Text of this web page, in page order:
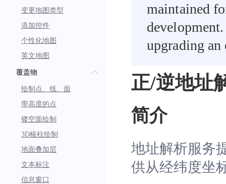
变更地图类型
添加控件
个性化地图
英文地图
覆盖物
绘制点、线、面
带高度的点
镂空面绘制
3D棱柱绘制
地面叠加层
文本标注
信息窗口
maintained
upgrading
正/逆地址
简介
地址解析服务
供从经纬度坐